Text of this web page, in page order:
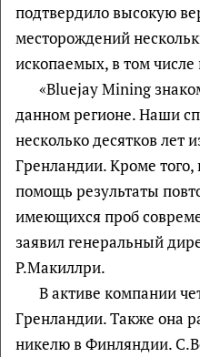
подтвердило высокую
месторождений
ископаемых, в том числе
«Bluejay Mining
данном регионе. Наши
несколько десятков
Гренландии. Кроме
помощь результаты
имеющихся проб
заявил генеральный
Р.Макиллри.
В активе компании
Гренландии. Также она
никелю в Финляндии.